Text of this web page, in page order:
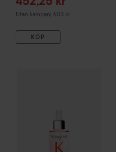
Utan kampanj 603 kr
KÖP